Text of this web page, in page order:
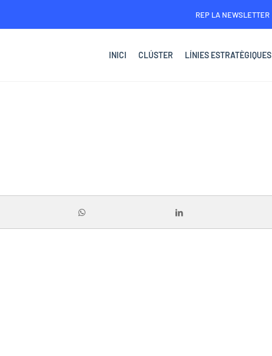
REP LA NEWSLETTER
INICI CLÚSTER LÍNIES ESTRATÈGIQUES